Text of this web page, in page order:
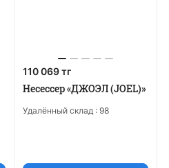
110 069 тг
Несессер «ДЖОЭЛ (JOEL)»
Удалённый склад : 98